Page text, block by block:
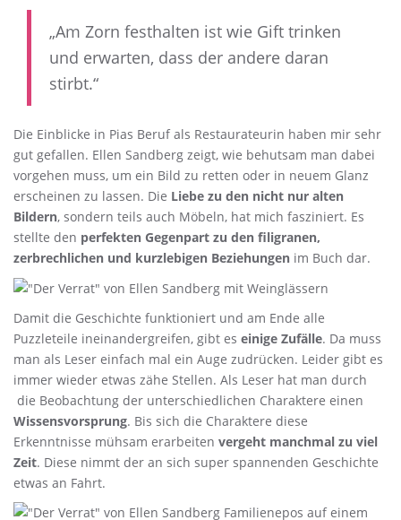
„Am Zorn festhalten ist wie Gift trinken
und erwarten, dass der andere daran
stirbt.“
Die Einblicke in Pias Beruf als Restaurateurin haben mir sehr
gut gefallen. Ellen Sandberg zeigt, wie behutsam man dabei
vorgehen muss, um ein Bild zu retten oder in neuem Glanz
erscheinen zu lassen. Die Liebe zu den nicht nur alten
Bildern, sondern teils auch Möbeln, hat mich fasziniert. Es
stellte den perfekten Gegenpart zu den filigranen,
zerbrechlichen und kurzlebigen Beziehungen im Buch dar.
Damit die Geschichte funktioniert und am Ende alle
Puzzleteile ineinandergreifen, gibt es einige Zufälle. Da muss
man als Leser einfach mal ein Auge zudrücken. Leider gibt es
immer wieder etwas zähe Stellen. Als Leser hat man durch
die Beobachtung der unterschiedlichen Charaktere einen
Wissensvorsprung. Bis sich die Charaktere diese
Erkenntnisse mühsam erarbeiten vergeht manchmal zu viel
Zeit. Diese nimmt der an sich super spannenden Geschichte
etwas an Fahrt.